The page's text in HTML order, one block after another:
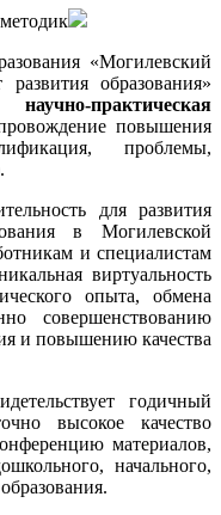
«Могилевский
образования»
практическая
повышения
проблемы,
для развития
в Могилевской
и специалистам
виртуальность
опыта, обмена
совершенствованию
и повышению качества
годичный
высокое качество
материалов,
начального,